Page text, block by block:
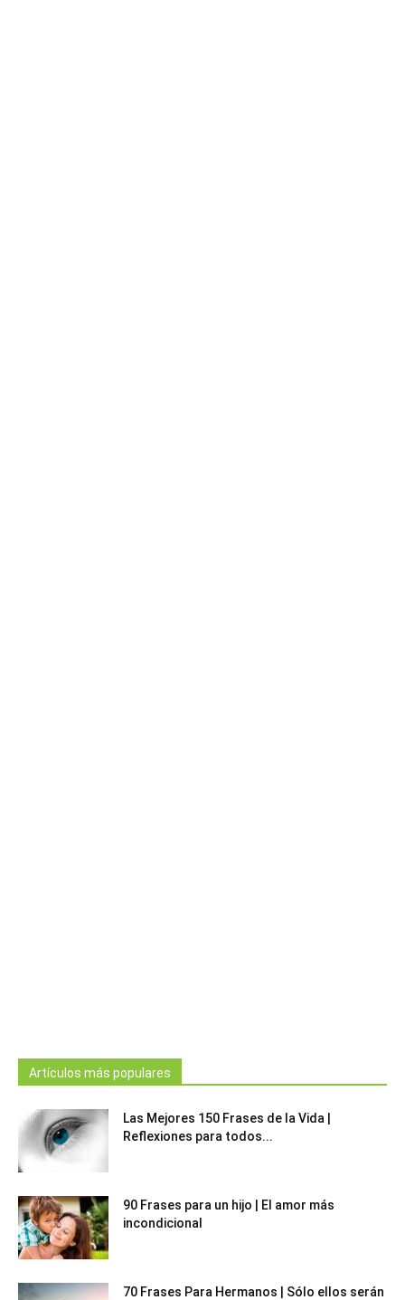
Artículos más populares
Las Mejores 150 Frases de la Vida |
Reflexiones para todos...
90 Frases para un hijo | El amor más
incondicional
70 Frases Para Hermanos | Sólo ellos serán